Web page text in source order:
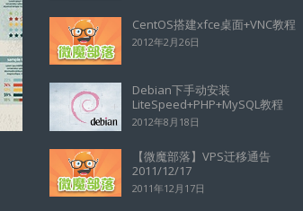
CentOS搭建xfce桌面+VNC教程
2012年2月26日
Debian下手动安装
LiteSpeed+PHP+MySQL教程
2012年8月18日
【微魔部落】VPS迁移通告
2011/12/17
2011年12月17日